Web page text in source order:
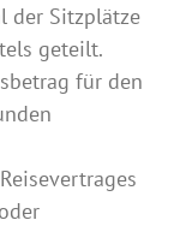
der Sitzplätze
geteilt.
für den